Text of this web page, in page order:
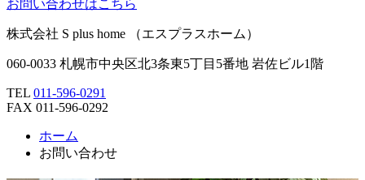
お問い合わせはこちら
株式会社 S plus home （エスプラスホーム）
060-0033 札幌市中央区北3条東5丁目5番地 岩佐ビル1階
TEL 011-596-0291
FAX 011-596-0292
ホーム
お問い合わせ